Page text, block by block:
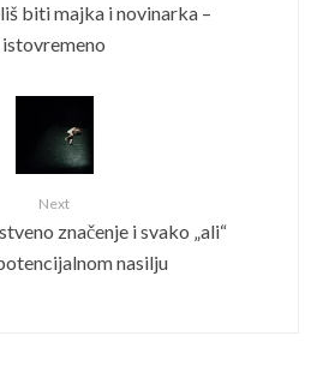
biti majka i novinarka –
istovremeno
Next
značenje i svako „ali“
nasilju